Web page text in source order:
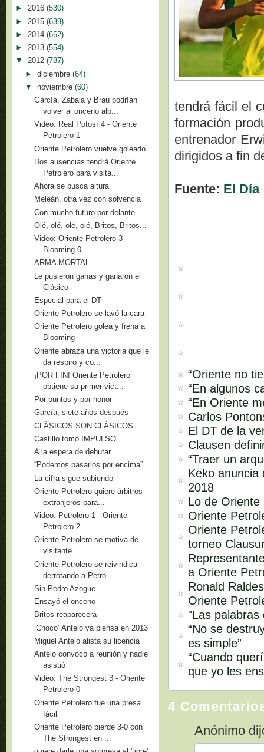
tendrá fácil el
formación
entrenador
dirigidos a fin
Fuente: El Día
“Oriente no
“En algunos
“En Oriente
Carlos
El DT de la
Clausen
“Traer un
Keko anuncia
2018
Lo de
Oriente
Oriente
torneo
a Oriente
Ronald
Oriente
"Las palabras
“No se
es simple”
“Cuando
que yo les
4
Anónimo
► 2016 (530)
► 2015 (639)
► 2014 (662)
► 2013 (554)
▼ 2012 (787)
► diciembre (64)
▼ noviembre (60)
García, Zabala y Brau podrían
volver al onceno alb...
Video: Real Potosí 4 - Oriente
Petrolero 1
Oriente Petrolero vuelve goleado
Dos ausencias tendrá Oriente
Petrolero para visita...
Ahora se busca altura
Meleán, otra vez con solvencia
Con mucho futuro por delante
Olé, olé, olé, olé, Britos, Britos...
Video: Oriente Petrolero 3 -
Blooming 0
ARMA MORTAL
Le pusieron ganas y ganaron el
Clásico
Especial para el DT
Oriente Petrolero se lavó la cara
Oriente Petrolero golea y frena a
Blooming
Oriente abraza una victoria que le
da respiro y co...
¡POR FIN! Oriente Petrolero
obtiene su primer vict...
Por puntos y por honor
García, siete años después
CLÁSICOS SON CLÁSICOS
Castillo tomó IMPULSO
A la espera de debutar
“Podemos pasarlos por encima”
La cifra sigue subiendo
Oriente Petrolero quiere árbitros
extranjeros para...
Video: Petrolero 1 - Oriente
Petrolero 2
Oriente Petrolero se motiva de
visitante
Oriente Petrolero se reivindica
derrotando a Petro...
Sin Pedro Azogue
Ensayó el onceno
Britos reaparecerá
‘Choco’ Antelo ya piensa en 2013
Miguel Antelo alista su licencia
Antelo convocó a reunión y nadie
asistió
Video: The Strongest 3 - Oriente
Petrolero 0
Oriente Petrolero fue una presa
fácil
Oriente Petrolero pierde 3-0 con
The Strongest en ...